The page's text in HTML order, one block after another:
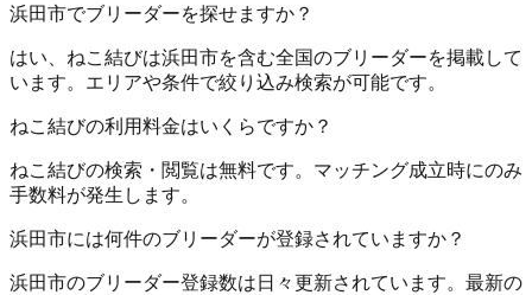
浜田市でブリーダーを探せますか？
はい、ねこ結びは浜田市を含む全国のブリーダーを掲載して
います。エリアや条件で絞り込み検索が可能です。
ねこ結びの利用料金はいくらですか？
ねこ結びの検索・閲覧は無料です。マッチング成立時にのみ
手数料が発生します。
浜田市には何件のブリーダーが登録されていますか？
浜田市のブリーダー登録数は日々更新されています。最新の